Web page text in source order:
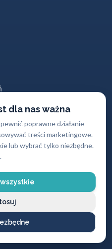
dla nas ważna
poprawne działanie
treści marketingowe.
lub wybrać tylko niezbędne.
.